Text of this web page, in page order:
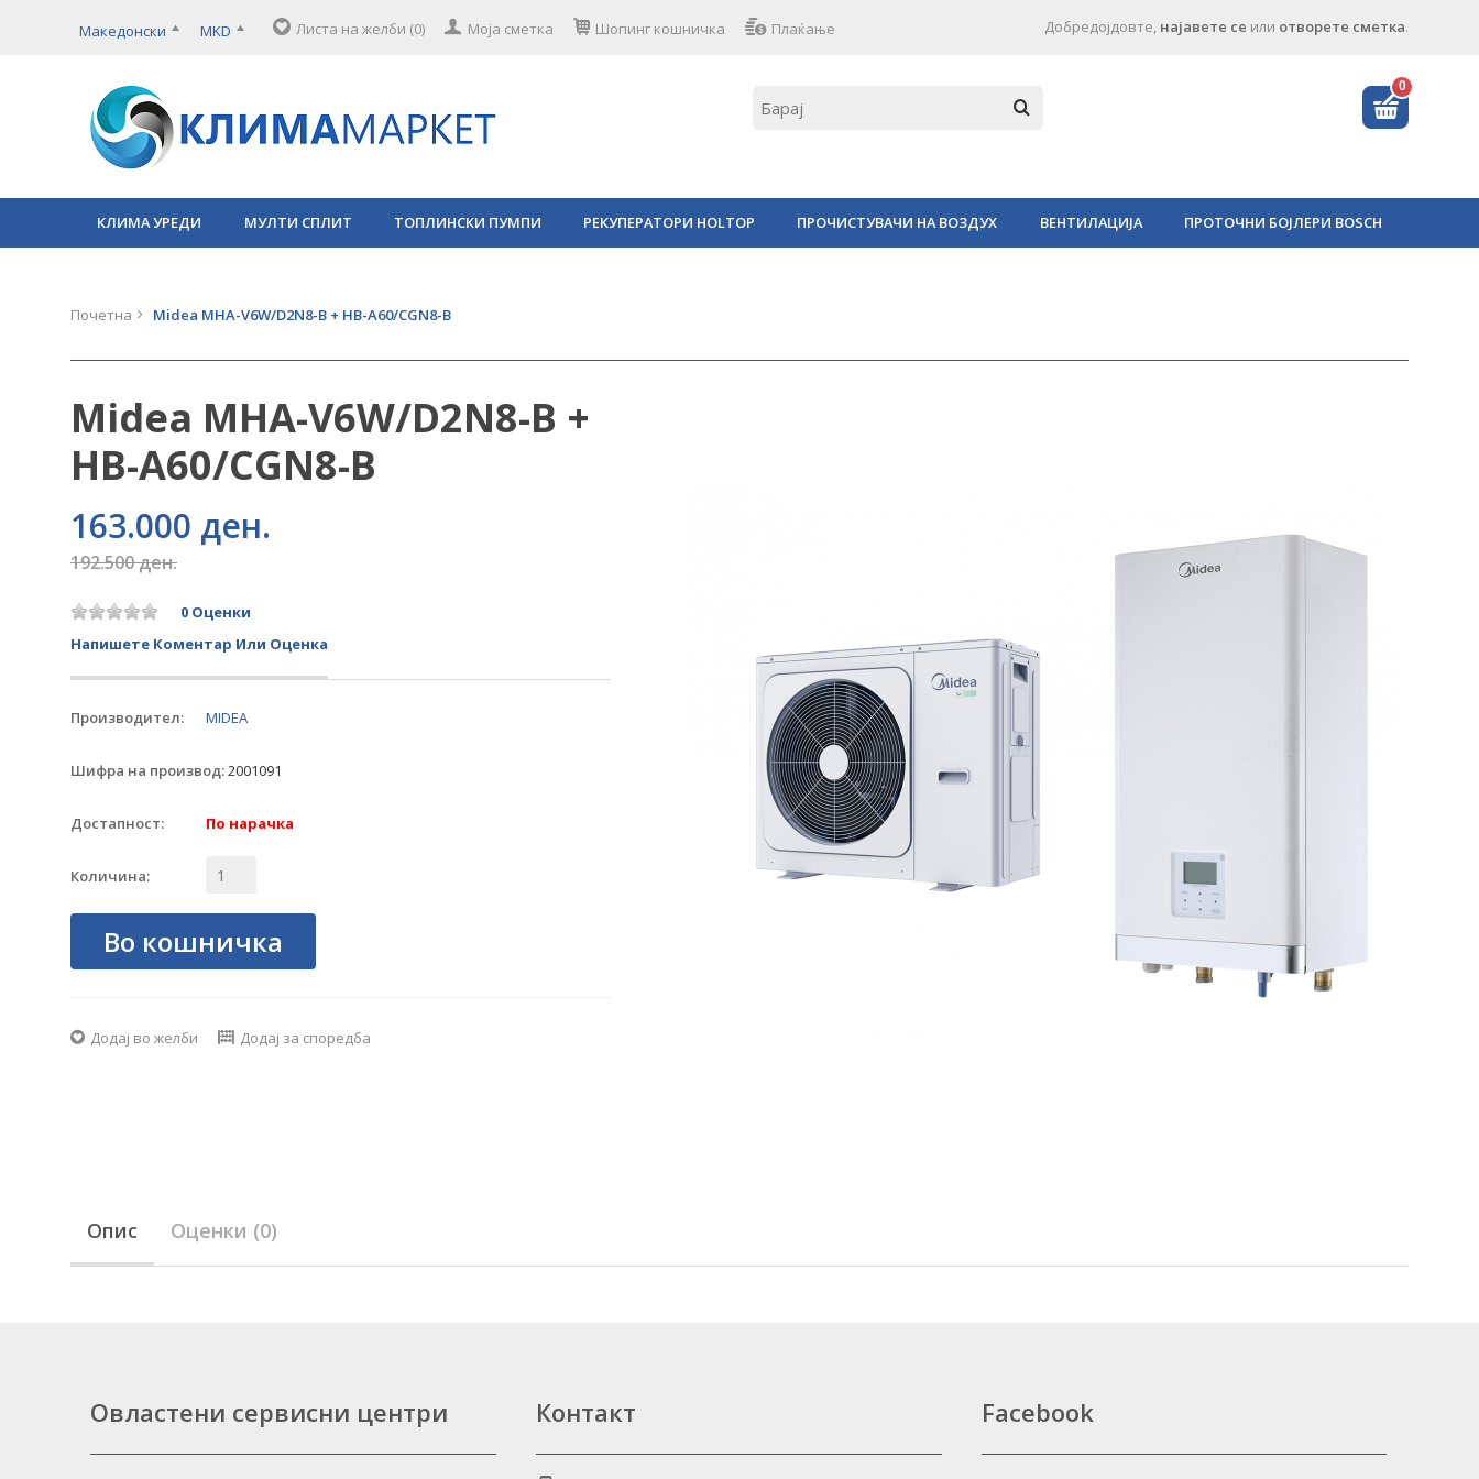
Македонски MKD Добредојдовте, најавете се или отворете сметка.
Листа на желби (0) Моја сметка Шопинг кошничка Плаќање
0
КЛИМА УРЕДИ МУЛТИ СПЛИТ ТОПЛИНСКИ ПУМПИ РЕКУПЕРАТОРИ HOLTOP ПРОЧИСТУВАЧИ НА ВОЗДУХ ВЕНТИЛАЦИЈА ПРОТОЧНИ БОЈЛЕРИ BOSCH
Почетна Midea MHA-V6W/D2N8-B + HB-A60/CGN8-B
Midea MHA-V6W/D2N8-B +
HB-A60/CGN8-B
163.000 ден.
192.500 ден.
0 Оценки
Напишете Коментар Или Оценка
Производител: MIDEA
Шифра на производ:2001091
Достапност: По нарачка
Количина:
Во кошничка
Додај во желби Додај за споредба
Опис Оценки (0)
Овластени сервисни центри Контакт Facebook